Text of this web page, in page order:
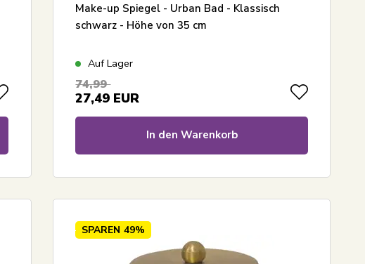
Make-up Spiegel - Urban Bad - Klassisch
schwarz - Höhe von 35 cm
Auf Lager
74,99
27,49 EUR
In den Warenkorb
SPAREN 49%